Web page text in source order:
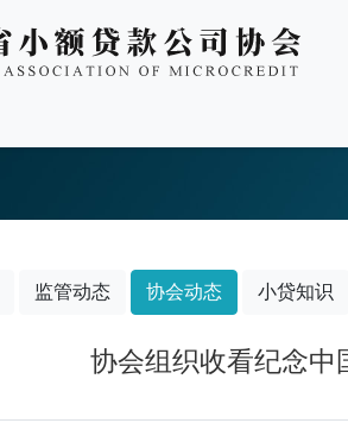
监管动态 协会动态 小贷知识
协会组织收看纪念中